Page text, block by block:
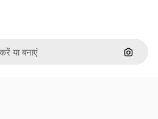
इमेज से